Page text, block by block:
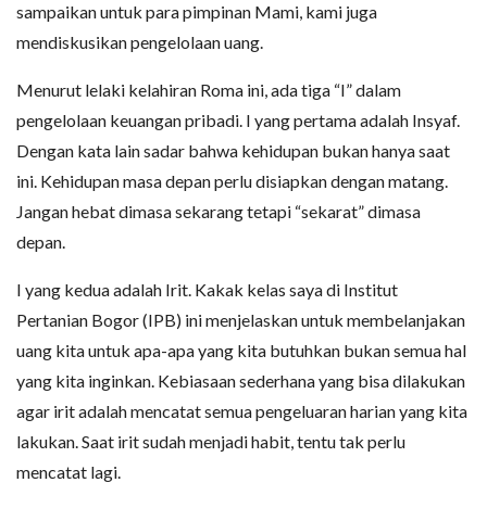
sampaikan untuk para pimpinan Mami, kami juga
mendiskusikan pengelolaan uang.
Menurut lelaki kelahiran Roma ini, ada tiga “I” dalam
pengelolaan keuangan pribadi. I yang pertama adalah Insyaf.
Dengan kata lain sadar bahwa kehidupan bukan hanya saat
ini. Kehidupan masa depan perlu disiapkan dengan matang.
Jangan hebat dimasa sekarang tetapi “sekarat” dimasa
depan.
I yang kedua adalah Irit. Kakak kelas saya di Institut
Pertanian Bogor (IPB) ini menjelaskan untuk membelanjakan
uang kita untuk apa-apa yang kita butuhkan bukan semua hal
yang kita inginkan. Kebiasaan sederhana yang bisa dilakukan
agar irit adalah mencatat semua pengeluaran harian yang kita
lakukan. Saat irit sudah menjadi habit, tentu tak perlu
mencatat lagi.